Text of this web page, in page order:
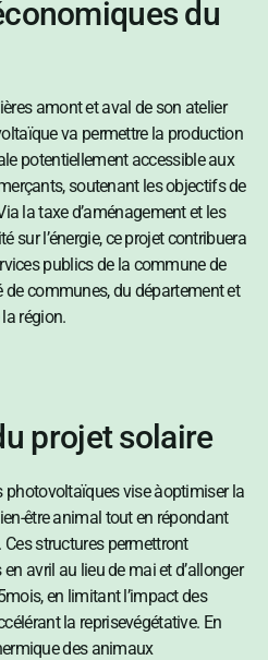
du
amont et aval de son atelier
va permettre la production
potentiellement accessible aux
soutenant les objectifs de
la taxe d’aménagement et les
sur l’énergie, ce projet contribuera
publics de la commune de
communes, du département et
région.
projet solaire
photovoltaïques vise àoptimiser la
être animal tout en répondant
Ces structures permettront
avril au lieu de mai et d’allonger
en limitant l’impact des
la reprisevégétative. En
des animaux